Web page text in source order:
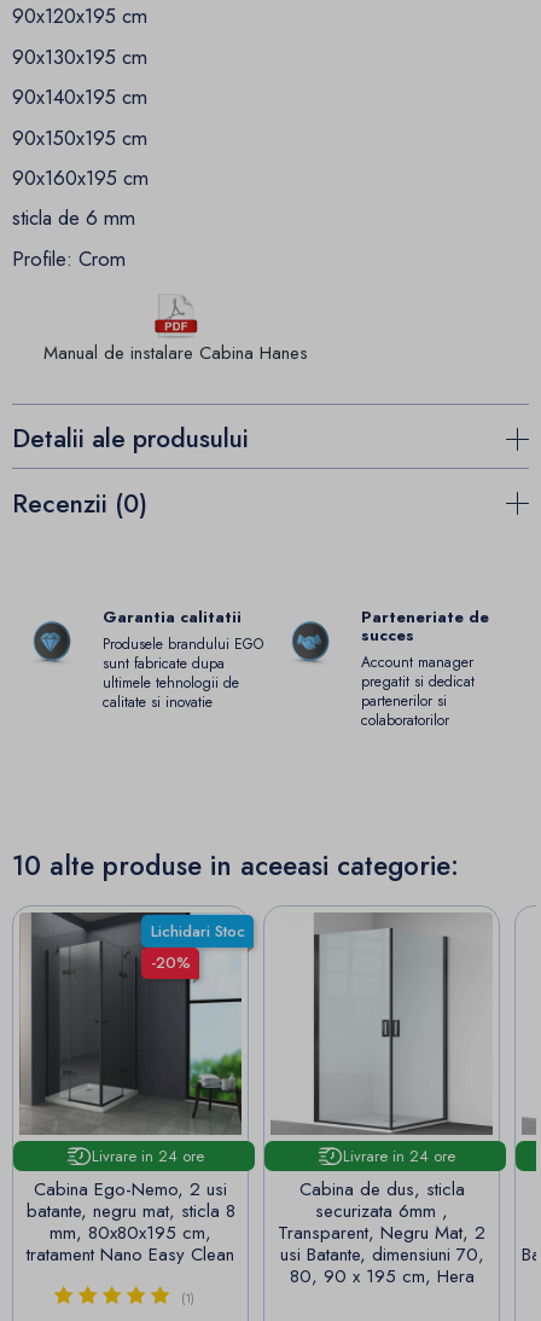
90x120x195 cm
90x130x195 cm
90x140x195 cm
90x150x195 cm
90x160x195 cm
sticla de 6 mm
Profile: Crom
Manual de instalare Cabina Hanes
Detalii ale produsului
Recenzii (0)
Garantia calitatii
Produsele brandului EGO
sunt fabricate dupa
ultimele tehnologii de
calitate si inovatie
Parteneriate de
succes
Account manager
pregatit si dedicat
partenerilor si
colaboratorilor
10 alte produse in aceeasi categorie:
Lichidari Stoc
-20%
Livrare in 24 ore
Cabina Ego-Nemo, 2 usi
batante, negru mat, sticla 8
mm, 80x80x195 cm,
tratament Nano Easy Clean
(1)
Livrare in 24 ore
Cabina de dus, sticla
securizata 6mm ,
Transparent, Negru Mat, 2
usi Batante, dimensiuni 70,
80, 90 x 195 cm, Hera